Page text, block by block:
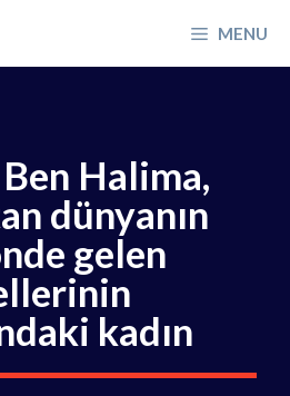
MENU
Halima,
dünyanın
gelen
kadın